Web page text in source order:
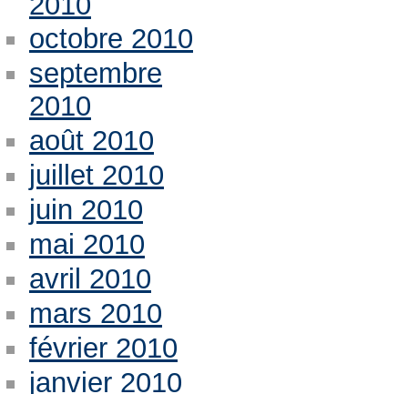
octobre 2010
septembre
2010
août 2010
juillet 2010
juin 2010
mai 2010
avril 2010
mars 2010
février 2010
janvier 2010